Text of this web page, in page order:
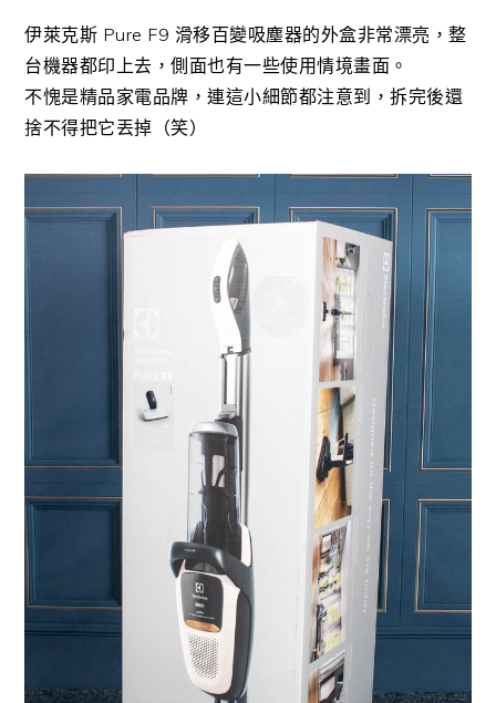
伊萊克斯 Pure F9 滑移百變吸塵器的外盒非常漂亮，整
台機器都印上去，側面也有一些使用情境畫面。
不愧是精品家電品牌，連這小細節都注意到，拆完後還
捨不得把它丟掉（笑）